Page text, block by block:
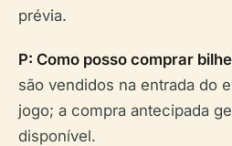
prévia.
P: Como posso comprar
são vendidos na entrada do
jogo; a compra antecipada
disponível.